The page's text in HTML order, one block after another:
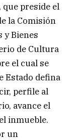
preside el
la Comisión
y Bienes
de Cultura
el cual se
Estado defina
perfile al
avance el
inmueble.
un